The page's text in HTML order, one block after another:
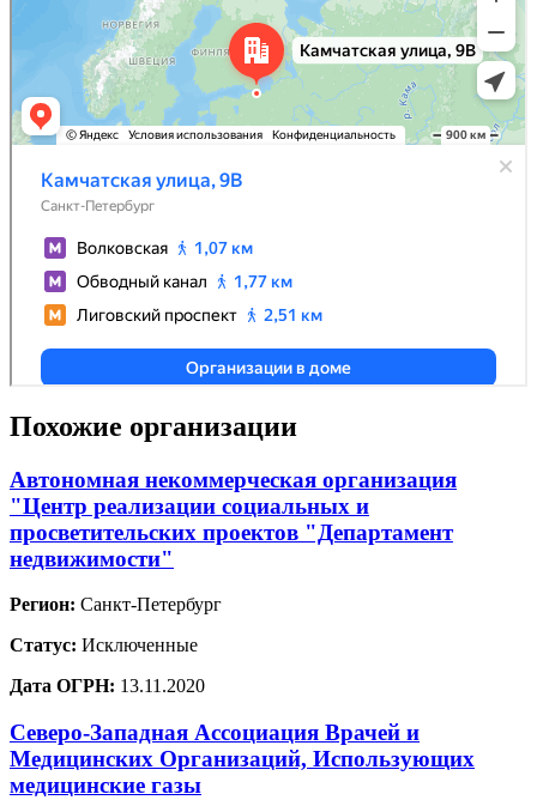
Похожие организации
Автономная некоммерческая организация
"Центр реализации социальных и
просветительских проектов "Департамент
недвижимости"
Регион: Санкт-Петербург
Статус: Исключенные
Дата ОГРН: 13.11.2020
Северо-Западная Ассоциация Врачей и
Медицинских Организаций, Использующих
медицинские газы